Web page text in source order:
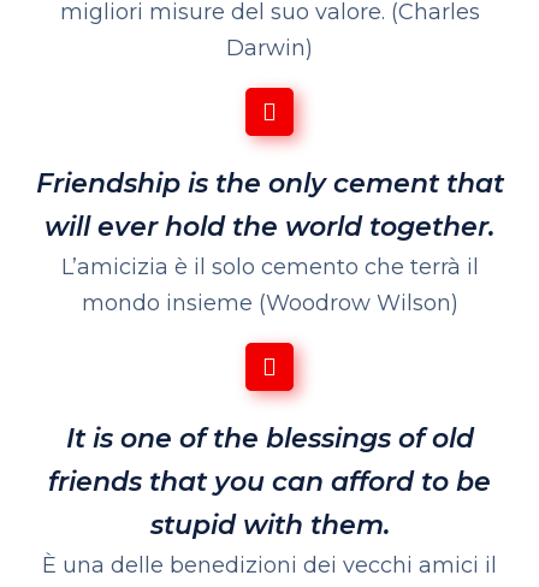
migliori misure del suo valore. (Charles
Darwin)
Friendship is the only cement that
will ever hold the world together.
L’amicizia è il solo cemento che terrà il
mondo insieme (Woodrow Wilson)
It is one of the blessings of old
friends that you can afford to be
stupid with them.
È una delle benedizioni dei vecchi amici il